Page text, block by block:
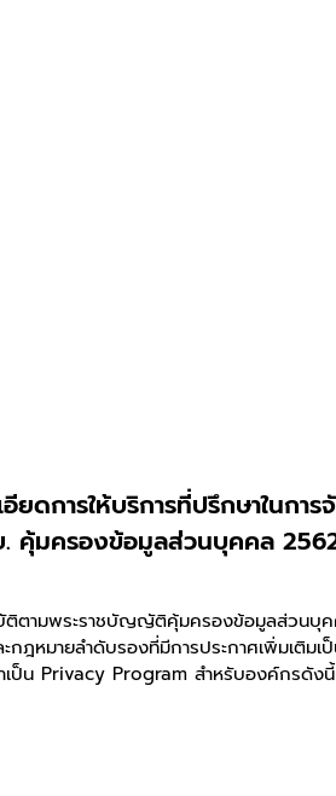
ยดการให้บริการที่ปรึกษาในก
คุ้มครองข้อมูลส่วนบุคคล
ติตามพระราชบัญญัติคุ้มครองข้อมูลส่วนบุค
กฎหมายลำดับรองที่มีการประกาศเพิ่มเติม
เป็น Privacy Program สำหรับองค์กรดังนี้